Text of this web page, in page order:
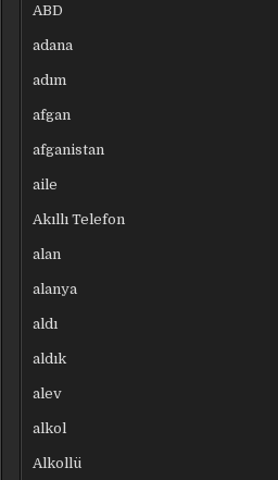
ABD
adana
adım
afgan
afganistan
aile
Akıllı Telefon
alan
alanya
aldı
aldık
alev
alkol
Alkollü